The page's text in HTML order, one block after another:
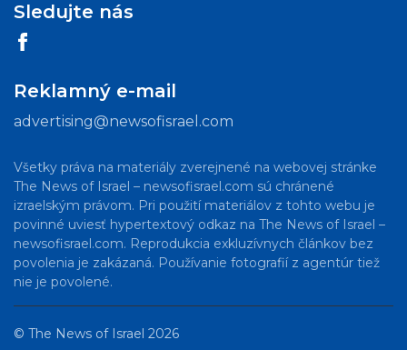
Sledujte nás
Reklamný e-mail
advertising@newsofisrael.com
Všetky práva na materiály zverejnené na webovej stránke
The News of Israel – newsofisrael.com sú chránené
izraelským právom. Pri použití materiálov z tohto webu je
povinné uviesť hypertextový odkaz na The News of Israel –
newsofisrael.com. Reprodukcia exkluzívnych článkov bez
povolenia je zakázaná. Používanie fotografií z agentúr tiež
nie je povolené.
© The News of Israel 2026